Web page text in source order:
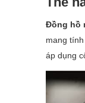
Đồng hồ
mang
áp dụng